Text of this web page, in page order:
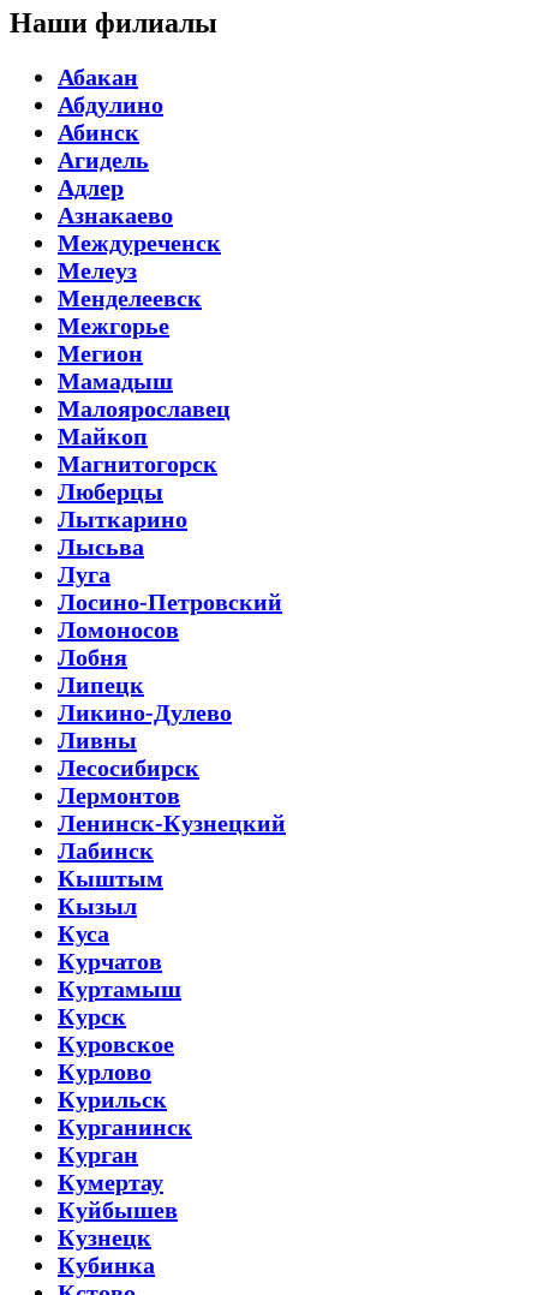
Наши филиалы
Абакан
Абдулино
Абинск
Агидель
Адлер
Азнакаево
Междуреченск
Мелеуз
Менделеевск
Межгорье
Мегион
Мамадыш
Малоярославец
Майкоп
Магнитогорск
Люберцы
Лыткарино
Лысьва
Луга
Лосино-Петровский
Ломоносов
Лобня
Липецк
Ликино-Дулево
Ливны
Лесосибирск
Лермонтов
Ленинск-Кузнецкий
Лабинск
Кыштым
Кызыл
Куса
Курчатов
Куртамыш
Курск
Куровское
Курлово
Курильск
Курганинск
Курган
Кумертау
Куйбышев
Кузнецк
Кубинка